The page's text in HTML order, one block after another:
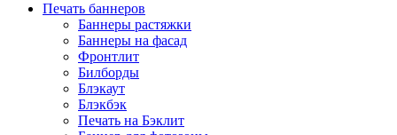
Печать баннеров
Баннеры растяжки
Баннеры на фасад
Фронтлит
Билборды
Блэкаут
Блэкбэк
Печать на Бэклит